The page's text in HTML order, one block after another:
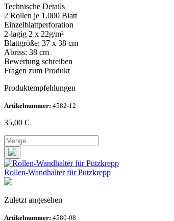
Technische Details
2 Rollen je 1.000 Blatt
Einzelblattperforation
2-lagig 2 x 22g/m²
Blattgröße: 37 x 38 cm
Abriss: 38 cm
Bewertung schreiben
Fragen zum Produkt
Produktempfehlungen
Artikelnummer: 4582-12
35,00 €
Rollen-Wandhalter für Putzkrepp
Zuletzt angesehen
Artikelnummer: 4580-08